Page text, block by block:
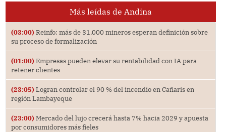
Más leídas de Andina
(03:00) Reinfo: más de 31,000 mineros esperan definición sobre
su proceso de formalización
(01:00) Empresas pueden elevar su rentabilidad con IA para
retener clientes
(23:05) Logran controlar el 90 % del incendio en Cañaris en
región Lambayeque
(23:00) Mercado del lujo crecerá hasta 7% hacia 2029 y apuesta
por consumidores más fieles